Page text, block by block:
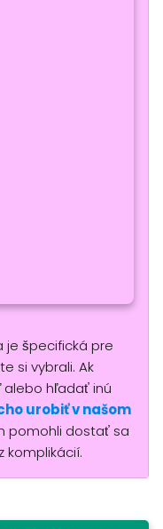
je špecifická pre
si vybrali. Ak
hľadať inú
urobiť v našom
pomohli dostať sa
komplikácií.